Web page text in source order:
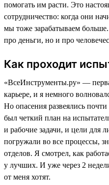
помогать им расти. Это
сотрудничество: когда они
мы тоже зарабатываем больше.
про деньги, но и про
Как проходит
«ВсеИнструменты.ру» —
карьере, и я немного
Но опасения развеялись
был четкий план на
и рабочие задачи, и цели для
погружали во все процессы,
отделов. Я смотрел, как
у лучших. И уже через 2
от меня хотят.